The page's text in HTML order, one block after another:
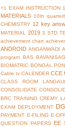
+1 EXAM INSTRUCTION
MATERIALS 10th
CHEMISTRY 12 key
MATERIAL
2019 3 STD
achievement chart
ANDROID ANGANWADI
program BAS
BIOMATRIC BONGAL
Cable tv CALENDER CCE
CLASS ROOM
CONSOLIDATE
BRC TRAINING CREMY
EXAM DEPLOYMENT
PAYMENT E-FILING E-
QUESTION PAPERS
EE